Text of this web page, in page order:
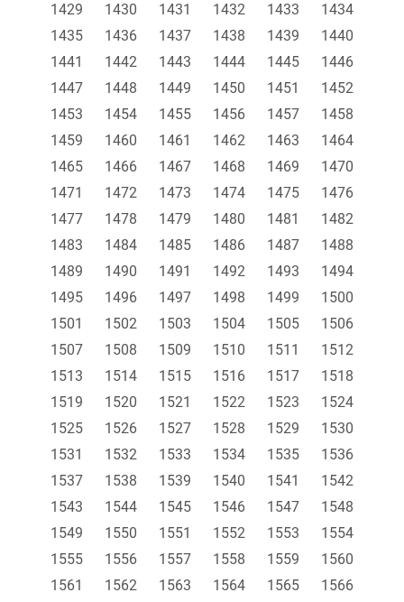
1429
1430 1431 1432 1433
1434
1435
1436 1437 1438 1439
1440
1441
1442 1443 1444 1445
1446
1447
1448 1449 1450 1451
1452
1453
1454 1455 1456 1457
1458
1459
1460 1461 1462 1463
1464
1465
1466 1467 1468 1469
1470
1471
1472 1473 1474 1475
1476
1477
1478 1479 1480 1481
1482
1483
1484 1485 1486 1487
1488
1489
1490 1491 1492 1493
1494
1495
1496 1497 1498 1499
1500
1501
1502 1503 1504 1505
1506
1507
1508 1509 1510 1511
1512
1513
1514 1515 1516 1517
1518
1519
1520 1521 1522 1523
1524
1525
1526 1527 1528 1529
1530
1531
1532 1533 1534 1535
1536
1537
1538 1539 1540 1541
1542
1543
1544 1545 1546 1547
1548
1549
1550 1551 1552 1553
1554
1555
1556 1557 1558 1559
1560
1561
1562 1563 1564 1565
1566